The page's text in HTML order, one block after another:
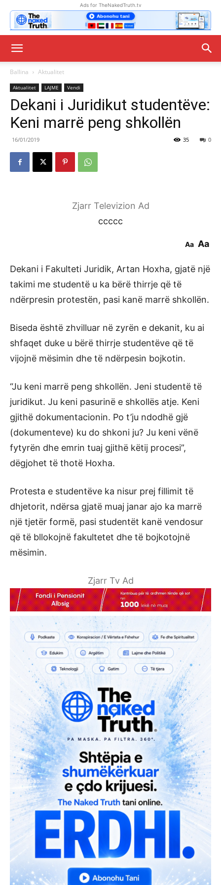
Ads for TheNakedTruth.tv
Ballina Aktualitet
Aktualitet LAJME Vendi
Dekani i Juridikut studentëve:
Keni marrë peng shkollën
16/01/2019 0
35
Zjarr Televizion Ad
ccccc
Aa Aa
Dekani i Fakulteti Juridik, Artan Hoxha, gjatë një
takimi me studentë u ka bërë thirrje që të
ndërpresin protestën, pasi kanë marrë shkollën.
Biseda është zhvilluar në zyrën e dekanit, ku ai
shfaqet duke u bërë thirrje studentëve që të
vijojnë mësimin dhe të ndërpesin bojkotin.
“Ju keni marrë peng shkollën. Jeni studentë të
juridikut. Ju keni pasurinë e shkollës atje. Keni
gjithë dokumentacionin. Po t’ju ndodhë gjë
(dokumenteve) ku do shkoni ju? Ju keni vënë
fytyrën dhe emrin tuaj gjithë këtij procesi”,
dëgjohet të thotë Hoxha.
Protesta e studentëve ka nisur prej fillimit të
dhjetorit, ndërsa gjatë muaj janar ajo ka marrë
një tjetër formë, pasi studentët kanë vendosur
që të bllokojnë fakultetet dhe të bojkotojnë
mësimin.
Zjarr Tv Ad